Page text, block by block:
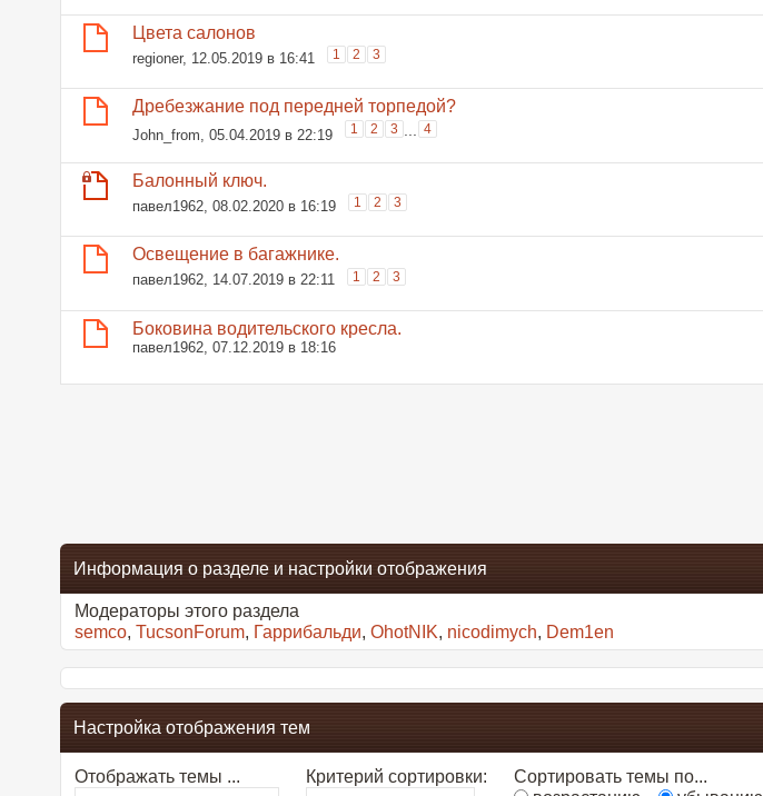
Цвета салонов
regioner, 12.05.2019 в 16:41 1 2 3
Дребезжание под передней торпедой?
John_from , 05.04.2019 в 22:19 1 2 3 4
Балонный ключ.
павел1962, 08.02.2020 в 16:19 1 2 3
Освещение в багажнике.
павел1962, 14.07.2019 в 22:11 1 2 3
Боковина водительского кресла.
павел1962, 07.12.2019 в 18:16
Информация о разделе и настройки отображения
Модераторы этого раздела
semco, TucsonForum, Гаррибальди, OhotNIK, nicodimych, Dem1en
Настройка отображения тем
Отображать темы ... Критерий сортировки:
Сортировать темы по...